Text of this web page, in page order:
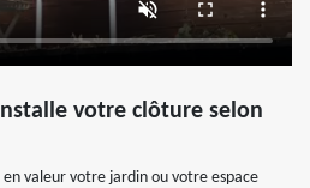
votre clôture selon
valeur votre jardin ou votre espace